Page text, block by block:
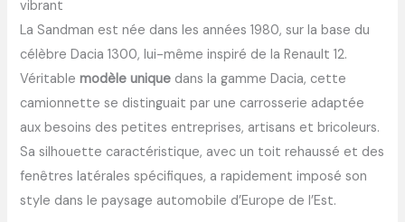
vibrant
La Sandman est née dans les années 1980, sur la base du
célèbre Dacia 1300, lui-même inspiré de la Renault 12.
Véritablemodèle unique dans la gamme Dacia, cette
camionnette se distinguait par une carrosserie adaptée
aux besoins des petites entreprises, artisans et bricoleurs.
Sa silhouette caractéristique, avec un toit rehaussé et des
fenêtres latérales spécifiques, a rapidement imposé son
style dans le paysage automobile d’Europe de l’Est.